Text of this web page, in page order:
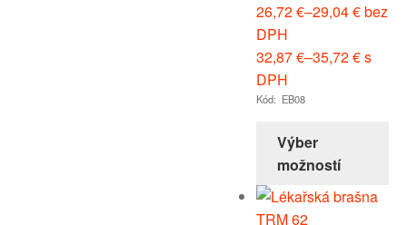
26,72€–29,04€bez
DPH
32,87€–35,72€s
DPH
Kód: EB08
Výber
možností